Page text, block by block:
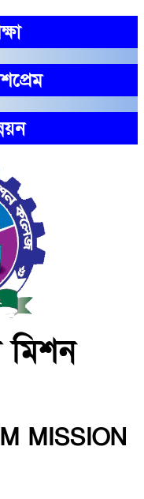
MISSION